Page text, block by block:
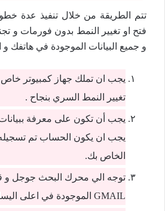
تتم الطريقة من خلال تنفيذ عدة
فتح او تغيير النمط بدون فورمات و
و جميع البيانات الموجودة في هاتفك و
يجب ان تملك جهاز كمبيوتر
تغيير النمط السري بنجاح .
يجب أن تكون على معرفة
يجب ان يكون الحساب تم
الخاص بك.
توجه الي محرك البحث جوجل و
GMAIL الموجودة في اعلى اليسار .